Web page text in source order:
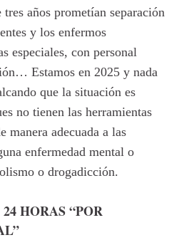
años prometían separación
y los enfermos
especiales, con personal
Estamos en 2025 y nada
que la situación es
no tienen las herramientas
manera adecuada a las
enfermedad mental o
o drogadicción.
HORAS “POR